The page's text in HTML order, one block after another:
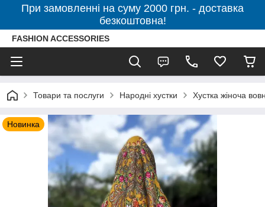
При замовленні на суму 2000 грн. - доставка
безкоштовна!
FASHION ACCESSORIES
Товари та послуги Народні хустки Хустка жіноча
Новинка